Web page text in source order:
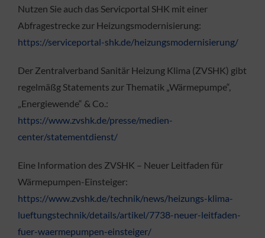
Nutzen Sie auch das Servicportal SHK mit einer
Abfragestrecke zur Heizungsmodernisierung:
https://serviceportal-shk.de/heizungsmodernisierung/
Der Zentralverband Sanitär Heizung Klima (ZVSHK) gibt
regelmäßg Statements zur Thematik „Wärmepumpe“,
„Energiewende“ & Co.:
https://www.zvshk.de/presse/medien-
center/statementdienst/
Eine Information des ZVSHK – Neuer Leitfaden für
Wärmepumpen-Einsteiger:
https://www.zvshk.de/technik/news/heizungs-klima-
lueftungstechnik/details/artikel/7738-neuer-leitfaden-
fuer-waermepumpen-einsteiger/